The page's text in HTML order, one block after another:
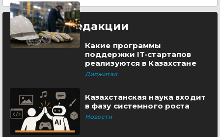
Выбор редакции
Какие программы
поддержки IT-стартапов
реализуются в Казахстане
Диджитал
Казахстанская наука входит
в фазу системного роста
Новости